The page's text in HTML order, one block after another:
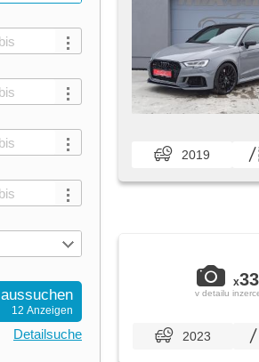
aussuchen
12 Anzeigen
Detailsuche
2019
x33
v detailu
2023